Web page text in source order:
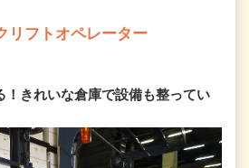
リフトオペレーター
！きれいな倉庫で設備も整ってい